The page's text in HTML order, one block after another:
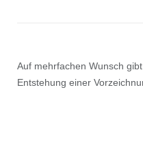
Auf mehrfachen Wunsch
Entstehung einer